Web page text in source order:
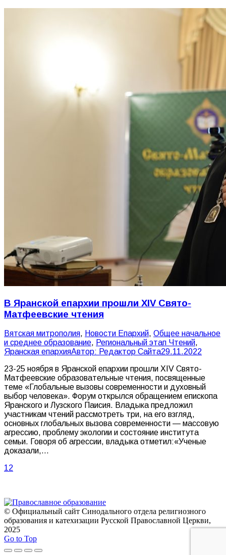
В Яранской епархии прошли XIV Свято-
Матфеевские чтения
Вятская митрополия, Новости Епархий, Общее начальное
и среднее образование, Региональный этап Чтений,
Яранская епархияАвтор: Редактор Сайта29.11.2022
23-25 ноября в Яранской епархии прошли XIV Свято-
Матфеевские образовательные чтения, посвященные
теме «Глобальные вызовы современности и духовный
выбор человека». Форум открылся обращением епископа
Яранского и Лузского Паисия. Владыка предложил
участникам чтений рассмотреть три, на его взгляд,
основных глобальных вызова современности — массовую
агрессию, проблему экологии и состояние института
семьи. Говоря об агрессии, владыка отметил:«Ученые
доказали,…
12
© Официальный сайт Синодального отдела религиозного
образования и катехизации Русской Православной Церкви,
2025
Go to Top